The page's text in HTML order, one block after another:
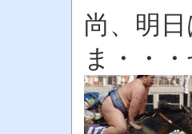
尚、明
ま・・・